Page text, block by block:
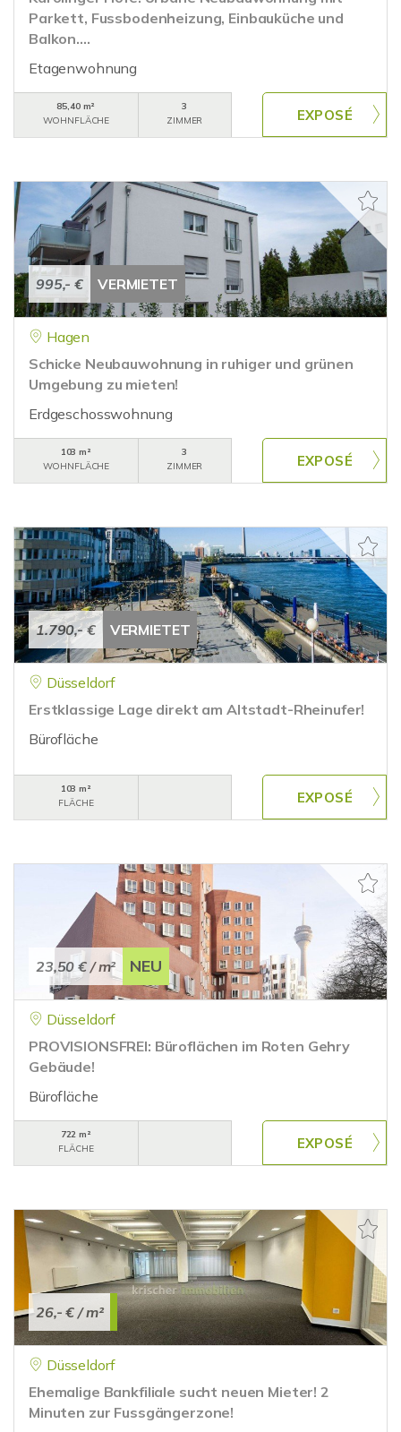
Parkett, Fussbodenheizung, Einbauküche und
Balkon....
Etagenwohnung
85,40 m²
WOHNFLÄCHE
3
ZIMMER
995,- € VERMIETET
Hagen
Schicke Neubauwohnung in ruhiger und grünen
Umgebung zu mieten!
Erdgeschosswohnung
103 m²
WOHNFLÄCHE
3
ZIMMER
1.790,- € VERMIETET
Düsseldorf
Erstklassige Lage direkt am Altstadt-Rheinufer!
Bürofläche
103 m²
FLÄCHE
23,50 €/ m² NEU
Düsseldorf
PROVISIONSFREI: Büroflächen im Roten Gehry
Gebäude!
Bürofläche
722 m²
FLÄCHE
26,- €/ m²
Düsseldorf
Ehemalige Bankfiliale sucht neuen Mieter! 2
Minuten zur Fussgängerzone!